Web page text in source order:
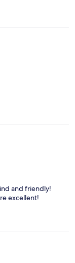
and friendly!
excellent!